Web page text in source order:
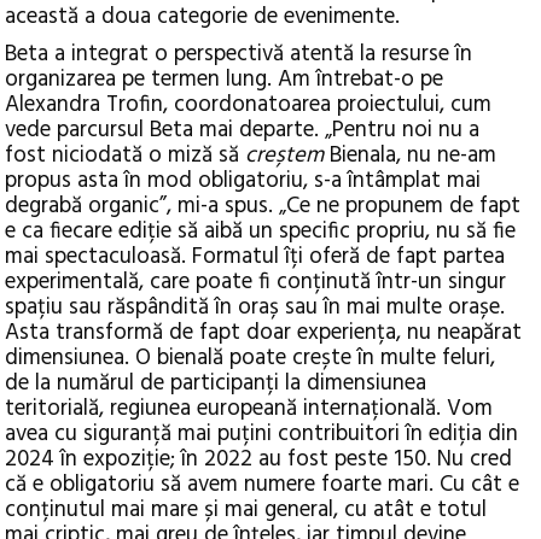
această a doua categorie de evenimente.
Beta a integrat o perspectivă atentă la resurse în
organizarea pe termen lung. Am întrebat-o pe
Alexandra Trofin, coordonatoarea proiectului, cum
vede parcursul Beta mai departe. „Pentru noi nu a
fost niciodată o miză să creștemBienala, nu ne-am
propus asta în mod obligatoriu, s-a întâmplat mai
degrabă organic”, mi-a spus. „Ce ne propunem de fapt
e ca fiecare ediție să aibă un specific propriu, nu să fie
mai spectaculoasă. Formatul îți oferă de fapt partea
experimentală, care poate fi conținută într-un singur
spațiu sau răspândită în oraș sau în mai multe orașe.
Asta transformă de fapt doar experiența, nu neapărat
dimensiunea. O bienală poate crește în multe feluri,
de la numărul de participanți la dimensiunea
teritorială, regiunea europeană internațională. Vom
avea cu siguranță mai puțini contribuitori în ediția din
2024 în expoziție; în 2022 au fost peste 150. Nu cred
că e obligatoriu să avem numere foarte mari. Cu cât e
conținutul mai mare și mai general, cu atât e totul